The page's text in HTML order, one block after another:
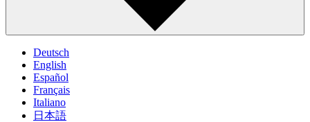
Deutsch
English
Español
Français
Italiano
日本語